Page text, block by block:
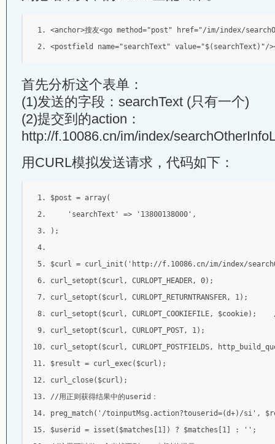
<anchor>搜友<go method="post" href="/im/index/
<postfield
name="searchText" value="$(searchText)"/
首先分析这个表单：
(1)发送的字段：searchText (只有一个)
(2)提交到的action：
http://f.10086.cn/im/index/
用CURL模拟发送请求，代码如下：
$post = array(
'searchText'
=> '13800138000' ,
);
$curl = curl_init ( 'http://f.10086.cn/im/index/
curl_setopt ( $curl , CURLOPT_HEADER, 0);
curl_setopt ( $curl , CURLOPT_RETURNTRANSFER, 1);
curl_setopt ( $curl , CURLOPT_COOKIEFILE, $cookie);
curl_setopt ( $curl , CURLOPT_POST, 1);
curl_setopt ( $curl , CURLOPT_POSTFIELDS,
$result = curl_exec( $curl );
curl_close( $curl );
//用正则获得结果中的userid：
preg_match( '/toinputMsg.action?touserid=(d+)/si' ,
$userid = isset ( $matches 1 ]) ? $matches 1 : '' ;